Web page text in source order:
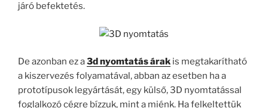
járó befektetés.
De azonban ez a3d nyomtatás árak is megtakarítható
a kiszervezés folyamatával, abban az esetben ha a
prototípusok legyártását, egy külső, 3D nyomtatással
foglalkozó cégre bízzuk, mint a miénk. Ha felkeltettük